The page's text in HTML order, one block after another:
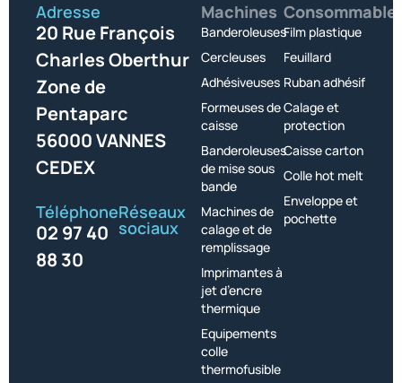
Adresse
20 Rue François
Charles Oberthur
Zone de
Pentaparc
56000 VANNES
CEDEX
Téléphone
02 97 40
88 30
Réseaux
sociaux
Machines
Banderoleuses
Cercleuses
Adhésiveuses
Formeuses de
caisse
Banderoleuses
de mise sous
bande
Machines de
calage et de
remplissage
Imprimantes à
jet d’encre
thermique
Equipements
colle
thermofusible
Film plastique
Feuillard
Ruban adhésif
Calage et
protection
Caisse carton
Colle hot melt
Enveloppe et
pochette